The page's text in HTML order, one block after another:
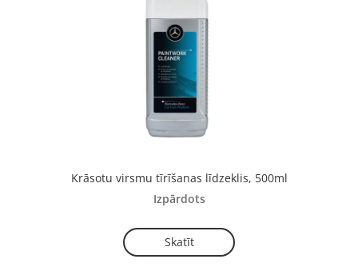
Krāsotu virsmu tīrīšanas līdzeklis, 500ml
Izpārdots
Skatīt